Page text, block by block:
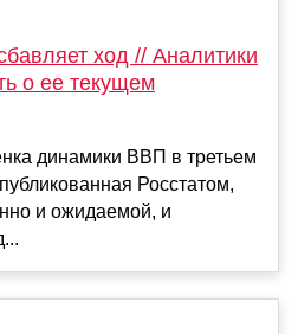
ход // Аналитики
о ее текущем
динамики ВВП в третьем
Росстатом,
и ожидаемой, и